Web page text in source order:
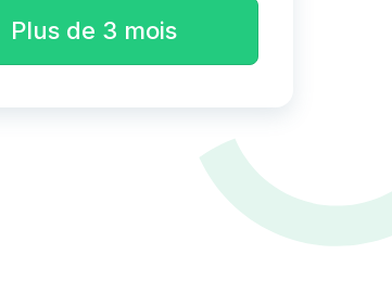
Plus de 3 mois